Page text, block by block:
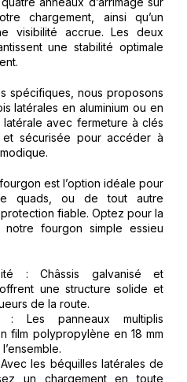
chargement, ainsi qu’un
visibilité accrue. Les deux
une stabilité optimale
spécifiques, nous proposons
latérales en aluminium ou en
avec fermeture à clés
sécurisée pour accéder à
est l’option idéale pour
quads, ou de tout autre
fiable. Optez pour la
fourgon simple essieu
: Châssis galvanisé et
une structure solide et
de la route.
: Les panneaux multiplis
film polypropylène en 18 mm
les béquilles latérales de
un chargement en toute